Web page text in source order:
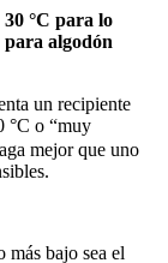
°C para lo
para algodón
un recipiente
°C o “muy
mejor que uno
más bajo sea el